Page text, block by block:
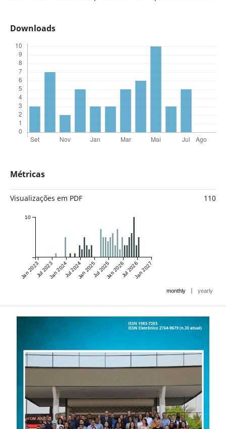
Downloads
Métricas
Visualizações em PDF 110
Jan 2023Jul 2023Jan 2024Jul 2024Jan 2025Jul 2025Jan 2026Jul 2026Jan 2027
10
monthly | yearly